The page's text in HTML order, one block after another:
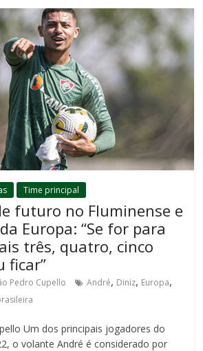
Time principal
futuro no Fluminense e
Europa: “Se for para
três, quatro, cinco
ficar”
Pedro Cupello André, Diniz, Europa,
Um dos principais jogadores do
o volante André é considerado por